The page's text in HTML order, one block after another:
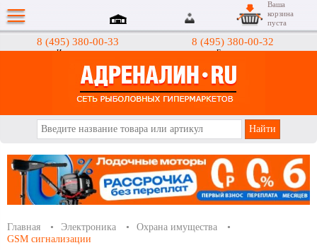
8 (495) 380-00-33
Интернет-магазин
8 (495) 380-00-32
Гипермаркеты
Ваша
корзина
пуста
Главная Электроника
Охрана имущества
GSM сигнализации